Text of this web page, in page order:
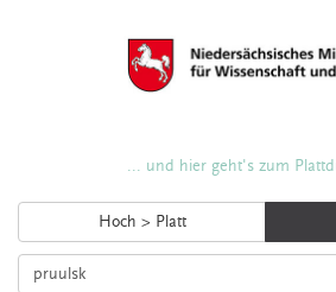
... und hier geht's zum
Hoch > Platt